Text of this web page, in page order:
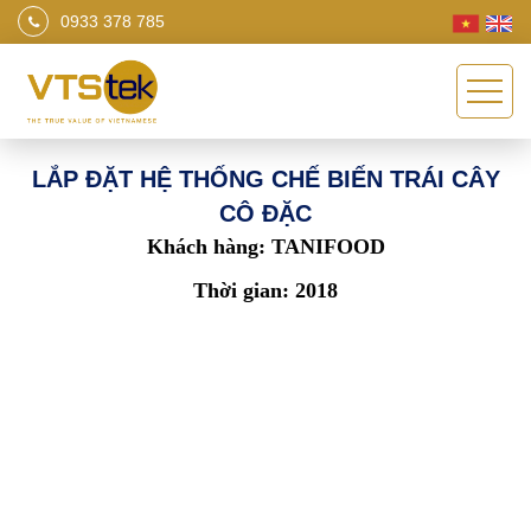
0933 378 785
LẮP ĐẶT HỆ THỐNG CHẾ BIẾN TRÁI CÂY
CÔ ĐẶC
Khách hàng: TANIFOOD
Thời gian: 2018